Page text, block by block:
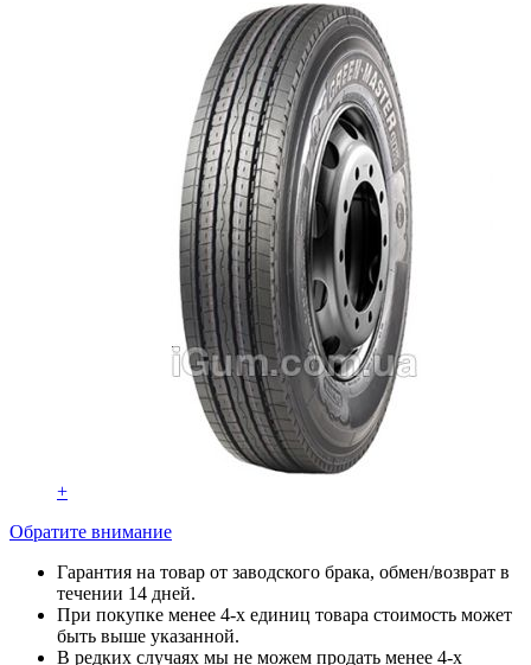
+
Обратите внимание
Гарантия на товар от заводского брака, обмен/возврат в
течении 14 дней.
При покупке менее 4-х единиц товара стоимость может
быть выше указанной.
В редких случаях мы не можем продать менее 4-х